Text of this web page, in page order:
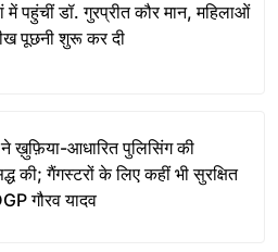
में पहुंचीं डॉ. गुरप्रीत कौर मान, महिलाओं
पूछनी शुरू कर दी
ने ख़ुफ़िया-आधारित पुलिसिंग की
की; गैंगस्टरों के लिए कहीं भी सुरक्षित
गौरव यादव